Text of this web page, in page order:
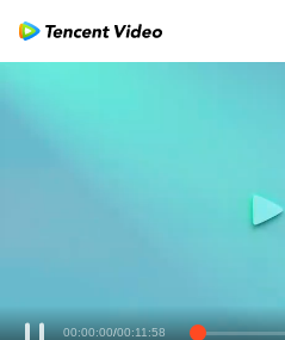
Desfrute de séries em alta
00:00:00/00:11:58